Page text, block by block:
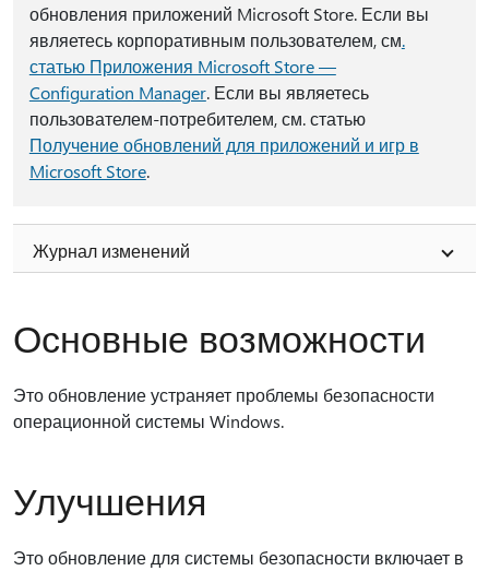
обновления приложений Microsoft Store. Если вы
являетесь корпоративным пользователем, см.
статью Приложения Microsoft Store —
Configuration Manager. Если вы являетесь
пользователем-потребителем, см. статью
Получение обновлений для приложений и игр в
Microsoft Store.
Журнал изменений
Основные возможности
Это обновление устраняет проблемы безопасности
операционной системы Windows.
Улучшения
Это обновление для системы безопасности включает в